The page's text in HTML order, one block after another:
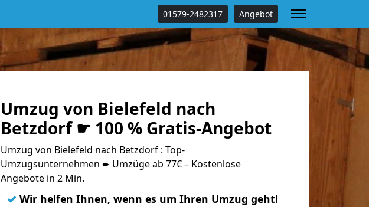
01579-2482317 Angebot
Umzug von Bielefeld nach
Betzdorf ☛ 100 % Gratis-Angebot
Umzug von Bielefeld nach Betzdorf : Top-
Umzugsunternehmen ➨ Umzüge ab 77€ – Kostenlose
Angebote in 2 Min.
✓ Wir helfen Ihnen, wenn es um Ihren Umzug geht!